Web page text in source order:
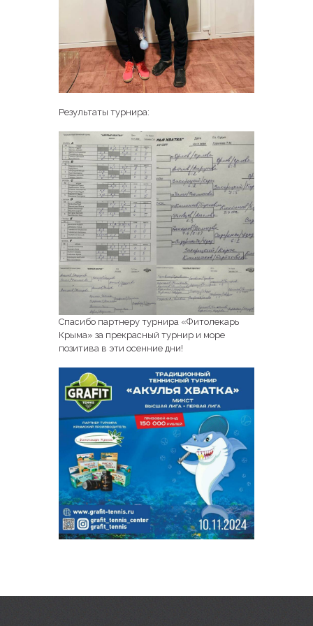
Результаты турнира:
Спасибо партнеру турнира «Фитолекарь
Крыма» за прекрасный турнир и море
позитива в эти осенние дни!